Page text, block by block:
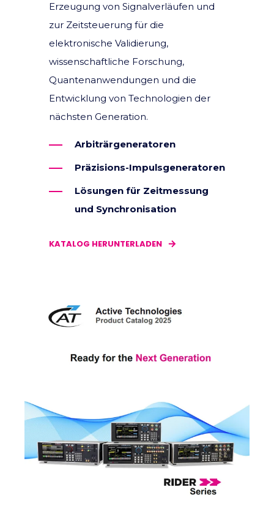
Erzeugung von Signalverläufen und
zur Zeitsteuerung für die
elektronische Validierung,
wissenschaftliche Forschung,
Quantenanwendungen und die
Entwicklung von Technologien der
nächsten Generation.
Arbiträrgeneratoren
Präzisions-Impulsgeneratoren
Lösungen für Zeitmessung
und Synchronisation
KATALOG HERUNTERLADEN